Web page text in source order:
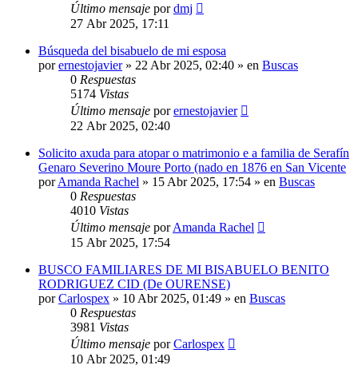
Último mensaje pordmj
27 Abr 2025, 17:11
Búsqueda del bisabuelo de mi esposa
porernestojavier» 22 Abr 2025, 02:40 » en Buscas
0 Respuestas
5174 Vistas
Último mensaje porernestojavier
22 Abr 2025, 02:40
Solicito axuda para atopar o matrimonio e a familia de Serafín
Genaro Severino Moure Porto (nado en 1876 en San Vicente
porAmanda Rachel » 15 Abr 2025, 17:54 » en Buscas
0 Respuestas
4010 Vistas
Último mensaje porAmanda Rachel
15 Abr 2025, 17:54
BUSCO FAMILIARES DE MI BISABUELO BENITO
RODRIGUEZ CID (De OURENSE)
porCarlospex » 10 Abr 2025, 01:49 » en Buscas
0 Respuestas
3981 Vistas
Último mensaje porCarlospex
10 Abr 2025, 01:49